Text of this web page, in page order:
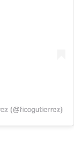
(@ficogutierrez)